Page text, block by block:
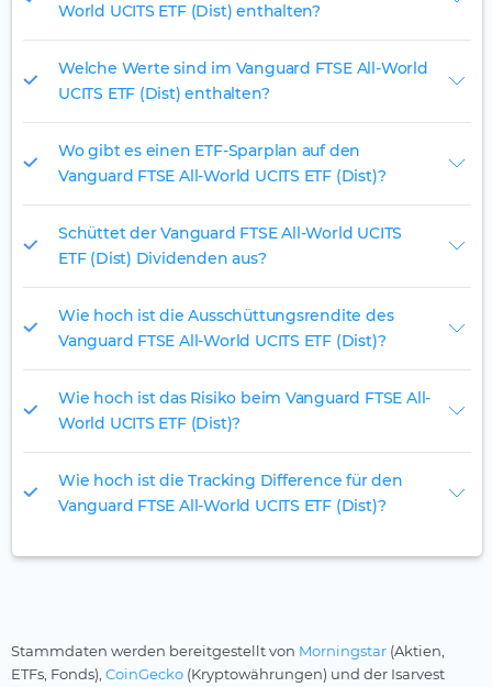
World UCITS ETF (Dist) enthalten?
Welche Werte sind im Vanguard FTSE All-World
UCITS ETF (Dist) enthalten?
Wo gibt es einen ETF-Sparplan auf den
Vanguard FTSE All-World UCITS ETF (Dist)?
Schüttet der Vanguard FTSE All-World UCITS
ETF (Dist) Dividenden aus?
Wie hoch ist die Ausschüttungsrendite des
Vanguard FTSE All-World UCITS ETF (Dist)?
Wie hoch ist das Risiko beim Vanguard FTSE All-
World UCITS ETF (Dist)?
Wie hoch ist die Tracking Difference für den
Vanguard FTSE All-World UCITS ETF (Dist)?
Stammdaten werden bereitgestellt von Morningstar (Aktien,
ETFs, Fonds), CoinGecko (Kryptowährungen) und der Isarvest